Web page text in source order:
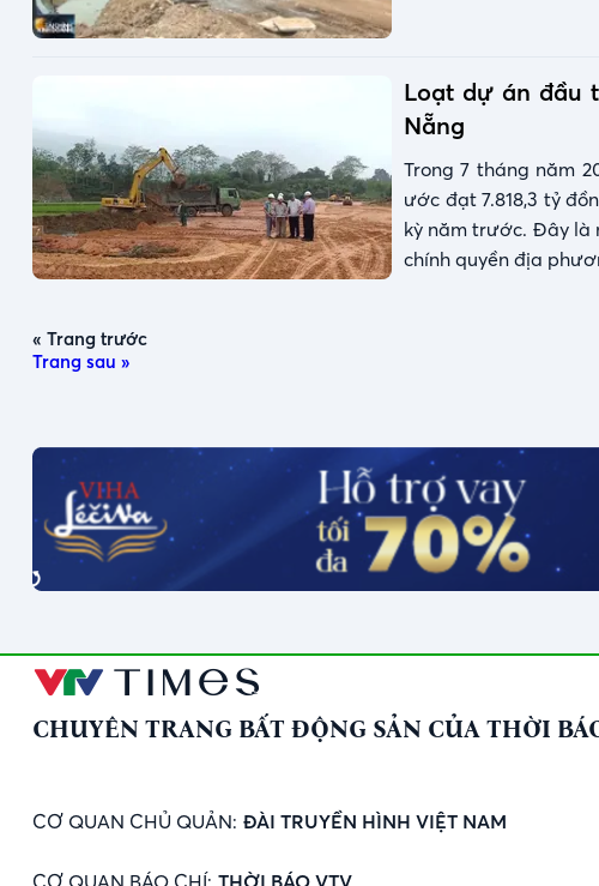
Loạt dự án đầu
Nẵng
Trong 7 tháng năm
ước đạt 7.818,3 tỷ
kỳ năm trước. Đây là
chính quyền địa
« Trang trước
Trang sau »
CHUYÊN TRANG BẤT ĐỘNG SẢN CỦA THỜI
CƠ QUAN CHỦ QUẢN: ĐÀI TRUYỀN HÌNH VIỆT NAM
CƠ QUAN BÁO CHÍ: THỜI BÁO VTV